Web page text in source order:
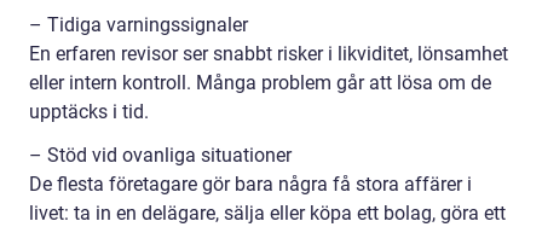
– Tidiga varningssignaler
En erfaren revisor ser snabbt risker i likviditet, lönsamhet
eller intern kontroll. Många problem går att lösa om de
upptäcks i tid.
– Stöd vid ovanliga situationer
De flesta företagare gör bara några få stora affärer i
livet: ta in en delägare, sälja eller köpa ett bolag, göra ett